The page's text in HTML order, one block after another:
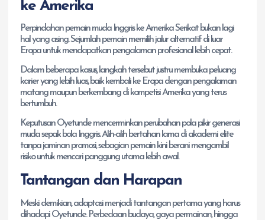
ke Amerika
Perpindahan pemain muda Inggris ke Amerika Serikat bukan lagi
hal yang asing. Sejumlah pemain memilih jalur alternatif di luar
Eropa untuk mendapatkan pengalaman profesional lebih cepat.
Dalam beberapa kasus, langkah tersebut justru membuka peluang
karier yang lebih luas, baik kembali ke Eropa dengan pengalaman
matang maupun berkembang di kompetisi Amerika yang terus
bertumbuh.
Keputusan Oyetunde mencerminkan perubahan pola pikir generasi
muda sepak bola Inggris. Alih-alih bertahan lama di akademi elite
tanpa jaminan promosi, sebagian pemain kini berani mengambil
risiko untuk mencari panggung utama lebih awal.
Tantangan dan Harapan
Meski demikian, adaptasi menjadi tantangan pertama yang harus
dihadapi Oyetunde. Perbedaan budaya, gaya permainan, hingga